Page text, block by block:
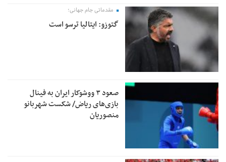
مقدماتی جام جهانی؛
گتوزو: ایتالیا ترسو است
صعود ۳ ووشوکار ایران به فینال
بازی‌های ریاض/ شکست شهربانو
منصوریان